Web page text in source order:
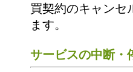
買契約のキャンセ
ます。
サービスの中断・